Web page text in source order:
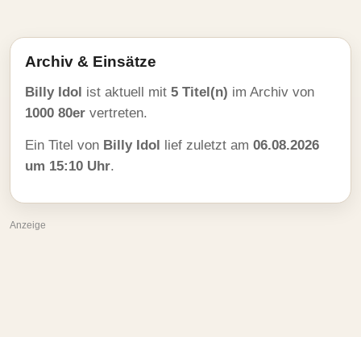
Archiv & Einsätze
Billy Idol ist aktuell mit 5 Titel(n) im Archiv von
1000 80er vertreten.
Ein Titel von Billy Idol lief zuletzt am 06.08.2026
um 15:10 Uhr.
Anzeige